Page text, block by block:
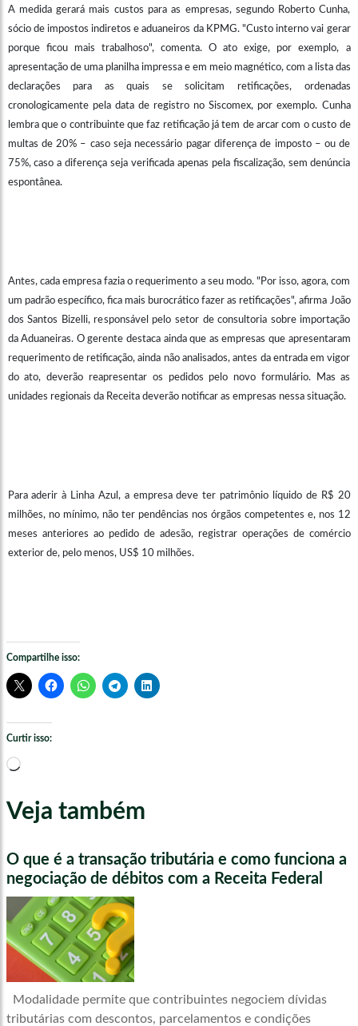
A medida gerará mais custos para as empresas, segundo Roberto Cunha,
sócio de impostos indiretos e aduaneiros da KPMG. "Custo interno vai gerar
porque ficou mais trabalhoso", comenta. O ato exige, por exemplo, a
apresentação de uma planilha impressa e em meio magnético, com a lista das
declarações para as quais se solicitam retificações, ordenadas
cronologicamente pela data de registro no Siscomex, por exemplo. Cunha
lembra que o contribuinte que faz retificação já tem de arcar com o custo de
multas de 20% – caso seja necessário pagar diferença de imposto – ou de
75%, caso a diferença seja verificada apenas pela fiscalização, sem denúncia
espontânea.
Antes, cada empresa fazia o requerimento a seu modo. "Por isso, agora, com
um padrão específico, fica mais burocrático fazer as retificações", afirma João
dos Santos Bizelli, responsável pelo setor de consultoria sobre importação
da Aduaneiras. O gerente destaca ainda que as empresas que apresentaram
requerimento de retificação, ainda não analisados, antes da entrada em vigor
do ato, deverão reapresentar os pedidos pelo novo formulário. Mas as
unidades regionais da Receita deverão notificar as empresas nessa situação.
Para aderir à Linha Azul, a empresa deve ter patrimônio líquido de R$ 20
milhões, no mínimo, não ter pendências nos órgãos competentes e, nos 12
meses anteriores ao pedido de adesão, registrar operações de comércio
exterior de, pelo menos, US$ 10 milhões.
Compartilhe isso:
Curtir isso:
Carregando...
Veja também
O que é a transação tributária e como funciona a
negociação de débitos com a Receita Federal
Modalidade permite que contribuintes negociem dívidas
tributárias com descontos, parcelamentos e condições